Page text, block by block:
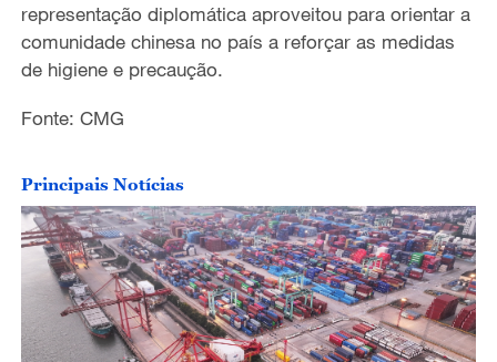
representação diplomática aproveitou para orientar a
comunidade chinesa no país a reforçar as medidas
de higiene e precaução.
Fonte: CMG
Principais Notícias